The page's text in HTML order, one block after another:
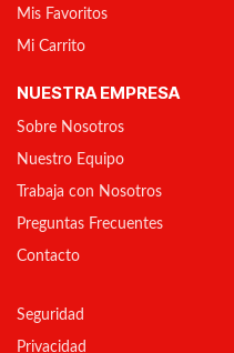
Mis Favoritos
Mi Carrito
NUESTRA EMPRESA
Sobre Nosotros
Nuestro Equipo
Trabaja con Nosotros
Preguntas Frecuentes
Contacto
Seguridad
Privacidad